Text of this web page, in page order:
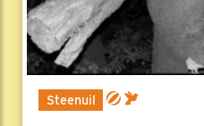
Steenuil